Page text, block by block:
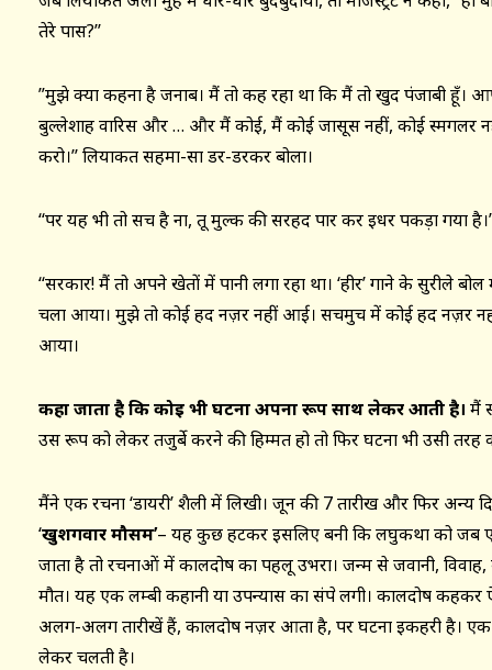
तेरे पास?’’
”मुझे क्या कहना है जनाब। मैं तो कह रहा था कि मैं तो खुद पंजाबी हूँ।
बुल्लेशाह वारिस और … और मैं कोई, मैं कोई जासूस नहीं, कोई स्मगलर
करो।’’ लियाकत सहमा-सा डर-डरकर बोला।
‘‘पर यह भी तो सच है ना, तू मुल्क की सरहद पार कर इधर पकड़ा गया है।’’
‘‘सरकार! मैं तो अपने खेतों में पानी लगा रहा था। ‘हीर’ गाने के सुरीले
चला आया। मुझे तो कोई हद नज़र नहीं आई। सचमुच में कोई हद नज़र
आया।
कहा जाता है कि कोई भी घटना अपना रूप साथ लेकर आती है। मैं
उस रूप को लेकर तजुर्बे करने की हिम्मत हो तो फिर घटना भी उसी तरह
मैंने एक रचना ‘डायरी’ शैली में लिखी। जून की 7 तारीख और फिर अन्य
‘खुशगवार मौसम’– यह कुछ हटकर इसलिए बनी कि लघुकथा को जब
जाता है तो रचनाओं में कालदोष का पहलू उभरा। जन्म से जवानी, विवाह,
मौत। यह एक लम्बी कहानी या उपन्यास का संक्षेप लगी। कालदोष कहकर
अलग-अलग तारीखें हैं, कालदोष नज़र आता है, पर घटना इकहरी है।
लेकर चलती है।